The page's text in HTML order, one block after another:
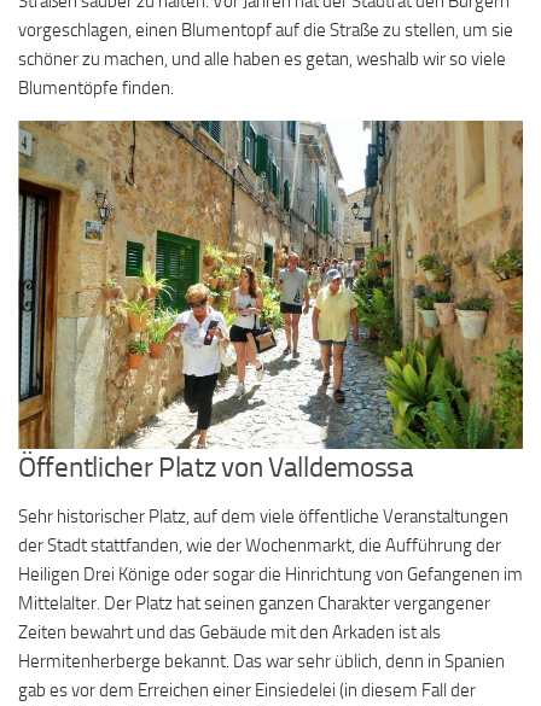
vorgeschlagen, einen Blumentopf auf die Straße zu stellen, um sie
schöner zu machen, und alle haben es getan, weshalb wir so viele
Blumentöpfe finden.
Öffentlicher Platz von Valldemossa
Sehr historischer Platz, auf dem viele öffentliche Veranstaltungen
der Stadt stattfanden, wie der Wochenmarkt, die Aufführung der
Heiligen Drei Könige oder sogar die Hinrichtung von Gefangenen im
Mittelalter. Der Platz hat seinen ganzen Charakter vergangener
Zeiten bewahrt und das Gebäude mit den Arkaden ist als
Hermitenherberge bekannt. Das war sehr üblich, denn in Spanien
gab es vor dem Erreichen einer Einsiedelei (in diesem Fall der